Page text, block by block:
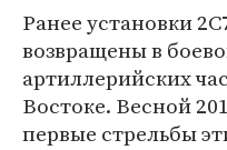
Ранее установки
возвращены в
артиллерийских
Востоке. Весной
первые стрельбы